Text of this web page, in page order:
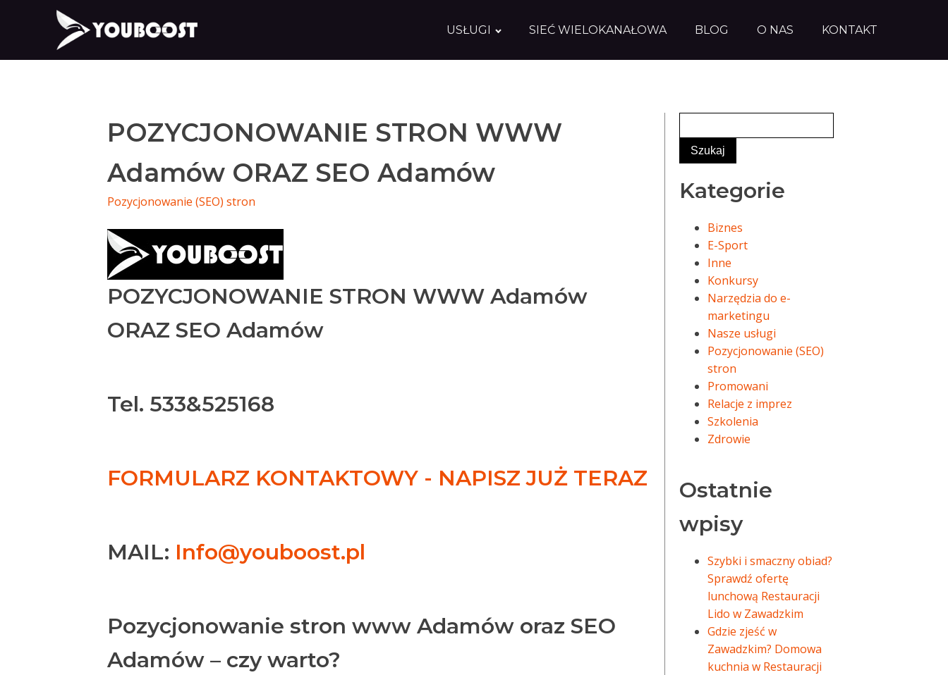
USŁUGI SIEĆ WIELOKANAŁOWA BLOG O NAS KONTAKT
POZYCJONOWANIE STRON WWW
Adamów ORAZ SEO Adamów
Pozycjonowanie (SEO) stron
POZYCJONOWANIE STRON WWW Adamów
ORAZ SEO Adamów
Tel. 533&525168
FORMULARZ KONTAKTOWY - NAPISZ JUŻ TERAZ
MAIL: Info@youboost.pl
Pozycjonowanie stron www Adamów oraz SEO
Adamów – czy warto?
Kategorie
Biznes
E-Sport
Inne
Konkursy
Narzędzia do e-
marketingu
Nasze usługi
Pozycjonowanie (SEO)
stron
Promowani
Relacje z imprez
Szkolenia
Zdrowie
Ostatnie
wpisy
Szybki i smaczny obiad?
Sprawdź ofertę
lunchową Restauracji
Lido w Zawadzkim
Gdzie zjeść w
Zawadzkim? Domowa
kuchnia w Restauracji